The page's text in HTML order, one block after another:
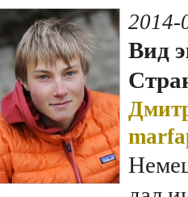
2014-
Вид